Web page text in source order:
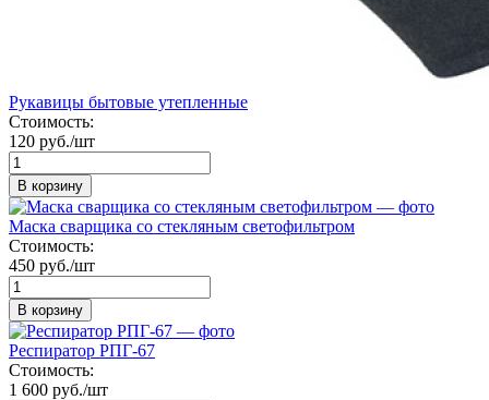
Рукавицы бытовые утепленные
Стоимость:
120 руб./шт
В корзину
Маска сварщика со стекляным светофильтром
Стоимость:
450 руб./шт
В корзину
Респиратор РПГ-67
Стоимость:
1 600 руб./шт